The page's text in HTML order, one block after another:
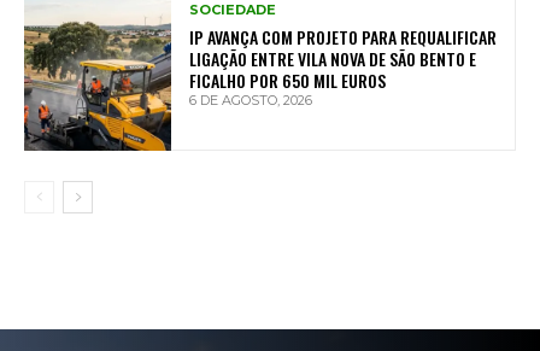
SOCIEDADE
IP AVANÇA COM PROJETO PARA REQUALIFICAR
LIGAÇÃO ENTRE VILA NOVA DE SÃO BENTO E
FICALHO POR 650 MIL EUROS
6 DE AGOSTO, 2026